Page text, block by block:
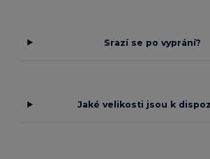
Srazí se po vyprání?
Jaké velikosti jsou k